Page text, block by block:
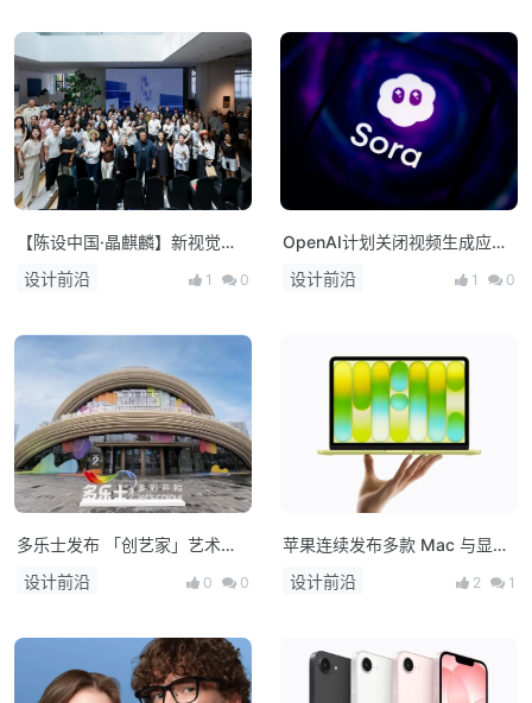
【陈设中国·晶麒麟】新视觉亮
相 布局未来人居新生态
设计前沿 1 0
OpenAI计划关闭视频生成应用
Sora，上线仅约15个月
设计前沿 1 0
多乐士发布 「创艺家」艺术
漆，开启中国家居美学新篇章！
设计前沿 0 0
苹果连续发布多款 Mac 与显示
器新品：M5 系列芯片登场，
MacBook 产品线全面升级
设计前沿 2 1